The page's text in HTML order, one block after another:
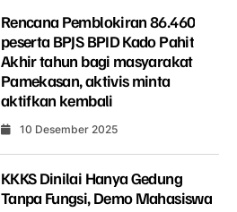
Rencana Pemblokiran 86.460
peserta BPJS BPID Kado Pahit
Akhir tahun bagi masyarakat
Pamekasan, aktivis minta
aktifkan kembali
10 Desember 2025
KKKS Dinilai Hanya Gedung
Tanpa Fungsi, Demo Mahasiswa